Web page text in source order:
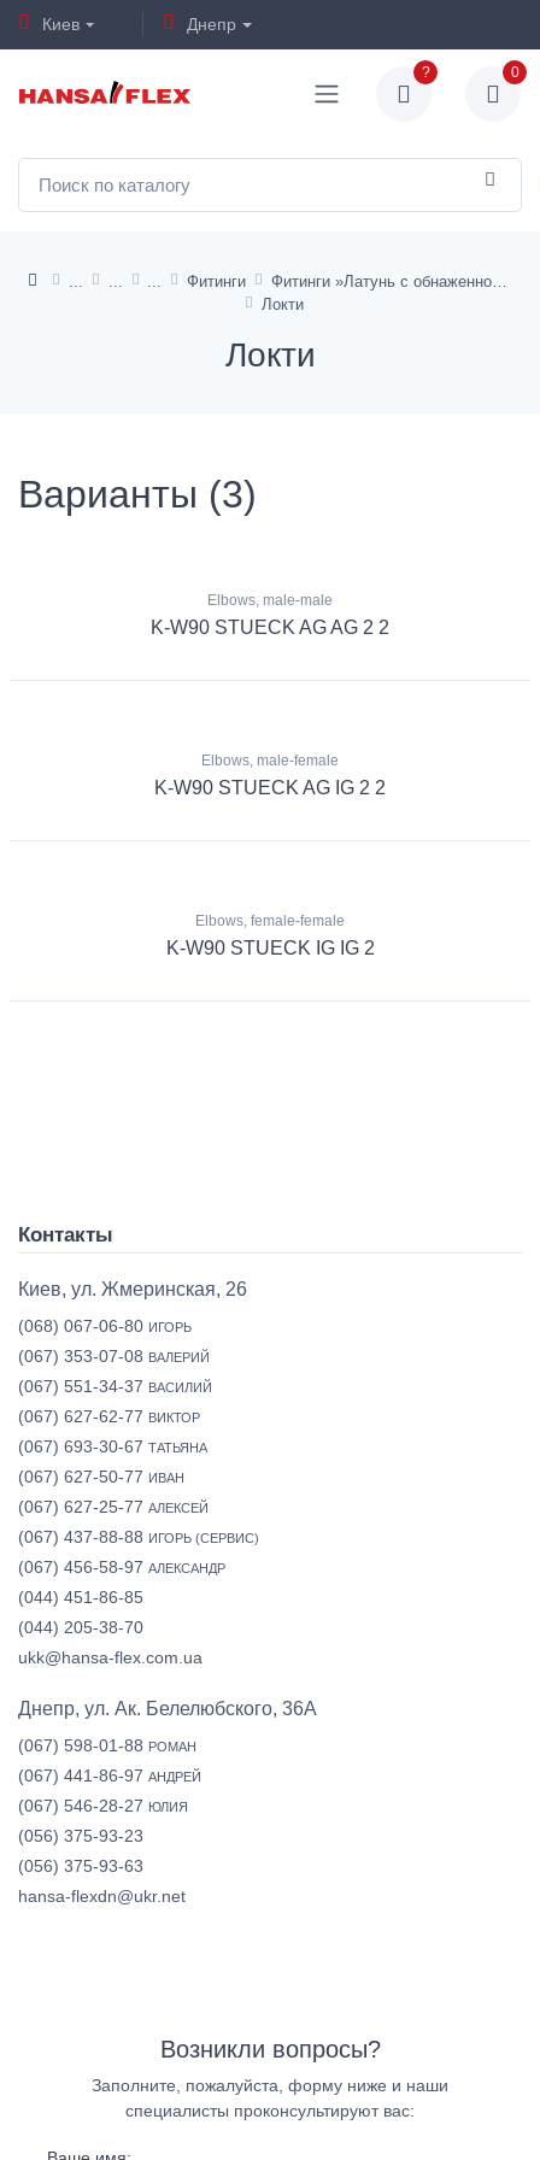
Киев Днепр
? 0
Фитинги
Фитинги »Латунь с обнаженной металлической поверхностью«
Локти
Локти
Варианты (3)
Elbows, male-male
K-W90 STUECK AG AG 2 2
Elbows, male-female
K-W90 STUECK AG IG 2 2
Elbows, female-female
K-W90 STUECK IG IG 2
Контакты
Киев, ул. Жмеринская, 26
(068) 067-06-80 ИГОРЬ
(067) 353-07-08 ВАЛЕРИЙ
(067) 551-34-37 ВАСИЛИЙ
(067) 627-62-77 ВИКТОР
(067) 693-30-67 ТАТЬЯНА
(067) 627-50-77 ИВАН
(067) 627-25-77 АЛЕКСЕЙ
(067) 437-88-88 ИГОРЬ (СЕРВИС)
(067) 456-58-97 АЛЕКСАНДР
(044) 451-86-85
(044) 205-38-70
ukk@hansa-flex.com.ua
Днепр, ул. Ак. Белелюбского, 36А
(067) 598-01-88 РОМАН
(067) 441-86-97 АНДРЕЙ
(067) 546-28-27 ЮЛИЯ
(056) 375-93-23
(056) 375-93-63
hansa-flexdn@ukr.net
Возникли вопросы?
Заполните, пожалуйста, форму ниже и наши
специалисты проконсультируют вас: